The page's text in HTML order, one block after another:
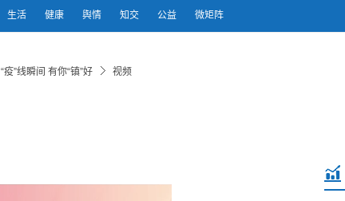
生活 健康 舆情 知交 公益 微矩阵
“疫”线瞬间 有你“镇”好 视频